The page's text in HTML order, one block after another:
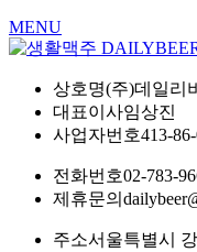
MENU
상호명(주)데일리
대표이사임상진
사업자번호413-
전화번호02-783-
제휴문의
주소서울특별시